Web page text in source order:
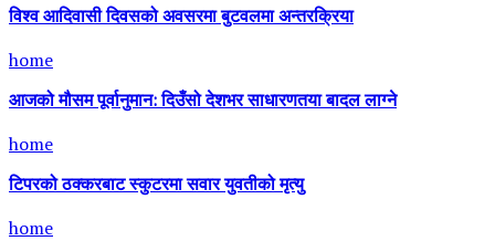
विश्व आदिवासी दिवसको अवसरमा बुटवलमा अन्तरक्रिया
home
आजको मौसम पूर्वानुमान: दिउँसो देशभर साधारणतया बादल लाग्ने
home
टिपरको ठक्करबाट स्कुटरमा सवार युवतीको मृत्यु
home